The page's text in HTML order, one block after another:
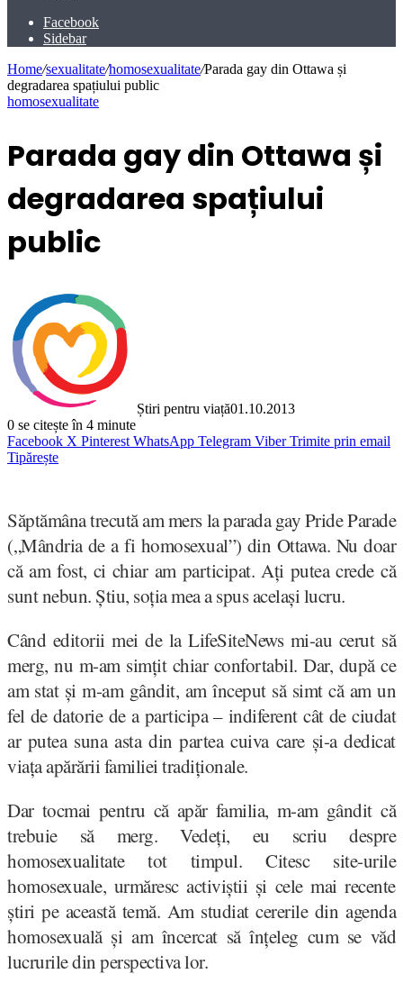
Facebook
Sidebar
Home/sexualitate/homosexualitate/Parada gay din Ottawa și
degradarea spațiului public
homosexualitate
Parada gay din Ottawa și
degradarea spațiului
public
Știri pentru viață01.10.2013
0 se citește în 4 minute
Facebook X Pinterest WhatsApp Telegram Viber Trimite prin email
Tipărește
Săptămâna trecută am mers la parada gay Pride Parade
(„Mândria de a fi homosexual”) din Ottawa. Nu doar
că am fost, ci chiar am participat. Ați putea crede că
sunt nebun. Știu, soția mea a spus același lucru.
Când editorii mei de la LifeSiteNews mi-au cerut să
merg, nu m-am simțit chiar confortabil. Dar, după ce
am stat și m-am gândit, am început să simt că am un
fel de datorie de a participa – indiferent cât de ciudat
ar putea suna asta din partea cuiva care și-a dedicat
viața apărării familiei tradiționale.
Dar tocmai pentru că apăr familia, m-am gândit că
trebuie să merg. Vedeți, eu scriu despre
homosexualitate tot timpul. Citesc site-urile
homosexuale, urmăresc activiștii și cele mai recente
știri pe această temă. Am studiat cererile din agenda
homosexuală și am încercat să înțeleg cum se văd
lucrurile din perspectiva lor.